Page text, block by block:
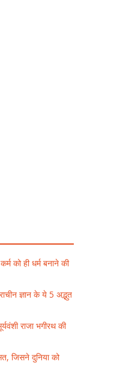
को ही धर्म बनाने की
ज्ञान के ये 5 अद्भुत
राजा भगीरथ की
जिसने दुनिया को